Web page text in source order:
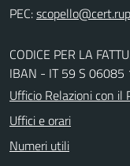
PEC:
CODICE PER LA
IBAN - IT 59 S
Ufficio Relazioni con il
Uffici e orari
Numeri utili